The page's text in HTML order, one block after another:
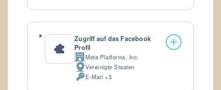
Daten:
Zugriff auf das Facebook
Profil
Firma:Meta Platforms, Inc.
Verarbeitungsort:
Vereinigte Staaten
Nachgefragte
E-Mail +3